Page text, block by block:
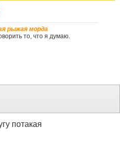
рыжая морда
то, что я думаю.
потакая